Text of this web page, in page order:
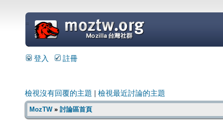
=
登入 註冊
檢視沒有回覆的主題 檢視最近討論的主題
MozTW» 討論區首頁